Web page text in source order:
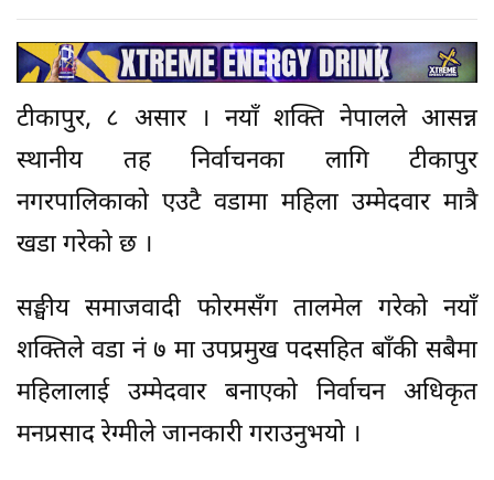
टीकापुर, ८ असार । नयाँ शक्ति नेपालले आसन्न
स्थानीय तह निर्वाचनका लागि टीकापुर
नगरपालिकाको एउटै वडामा महिला उम्मेदवार मात्रै
खडा गरेको छ ।
सङ्घीय समाजवादी फोरमसँग तालमेल गरेको नयाँ
शक्तिले वडा नं ७ मा उपप्रमुख पदसहित बाँकी सबैमा
महिलालाई उम्मेदवार बनाएको निर्वाचन अधिकृत
मनप्रसाद रेग्मीले जानकारी गराउनुभयो ।